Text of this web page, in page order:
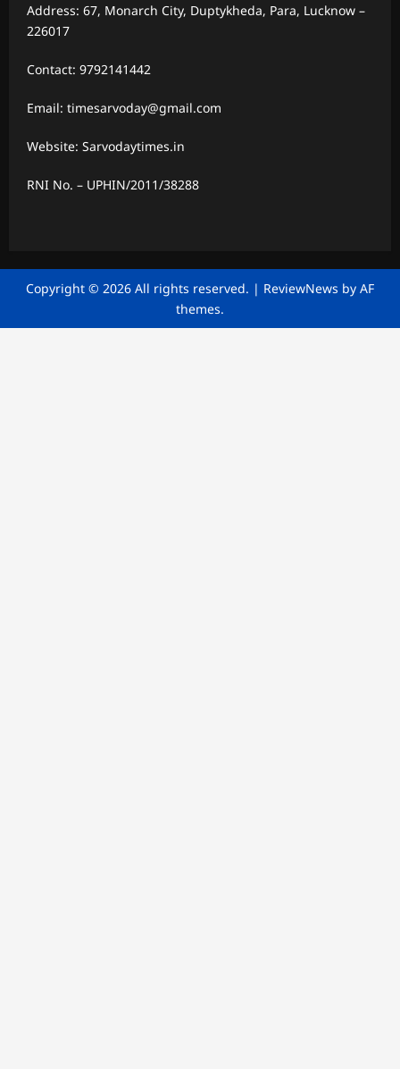
Address: 67, Monarch City, Duptykheda, Para, Lucknow –
226017
Contact: 9792141442
Email: timesarvoday@gmail.com
Website: Sarvodaytimes.in
RNI No. – UPHIN/2011/38288
Copyright © 2026 All rights reserved. | ReviewNews by AF
themes.